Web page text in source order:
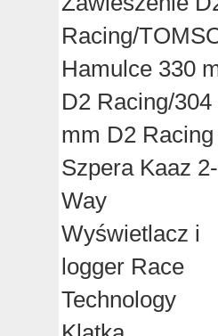
Racing/
Hamulce 330
D2 Racing/304
mm D2 Racing
Szpera Kaaz 2-
Way
Wyświetlacz i
logger Race
Technology